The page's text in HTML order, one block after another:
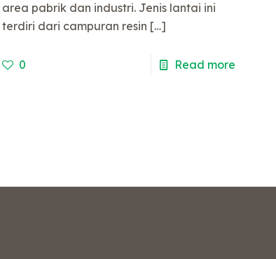
area pabrik dan industri. Jenis lantai ini
terdiri dari campuran resin […]
0 Read more